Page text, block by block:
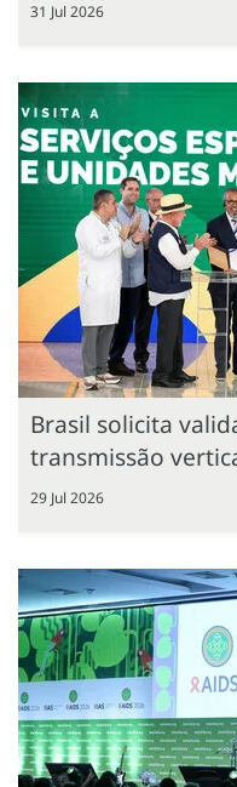
31 Jul 2026
Brasil solicita
transmissão
29 Jul 2026